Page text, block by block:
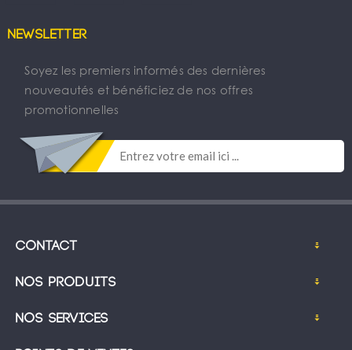
Newsletter
Soyez les premiers informés des dernières
nouveautés et bénéficiez de nos offres
promotionnelles
Contact
Nos produits
Nos services